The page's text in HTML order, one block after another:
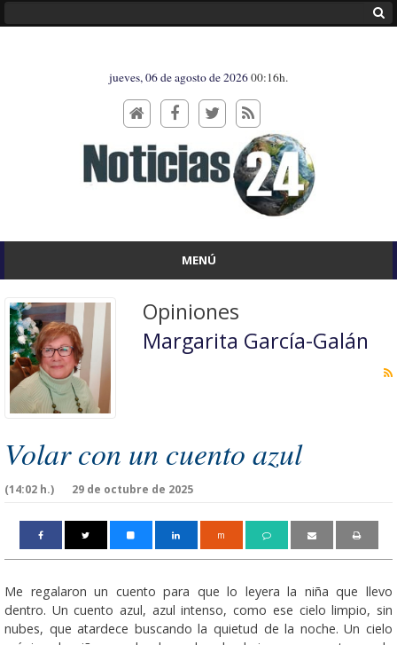
jueves, 06 de agosto de 202600:16h.
MENÚ
Opiniones
Margarita García-Galán
Volar con un cuento azul
29 de octubre de 2025
(14:02 h.)
m
Me regalaron un cuento para que lo leyera la niña que llevo
dentro. Un cuento azul, azul intenso, como ese cielo limpio, sin
nubes, que atardece buscando la quietud de la noche. Un cielo